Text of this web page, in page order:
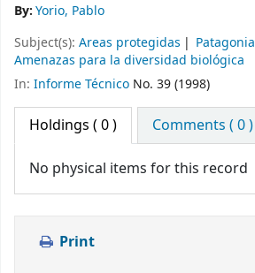
By:Yorio, Pablo
Subject(s): Areas protegidas
Patagonia
Amenazas para la diversidad biológica
In: Informe Técnico No. 39 (1998)
Holdings ( 0 ) Comments ( 0 )
No physical items for this record
Print